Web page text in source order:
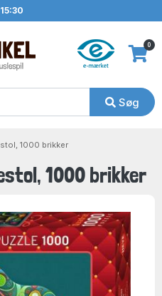
Søg
0
1000 brikker
1000 brikker